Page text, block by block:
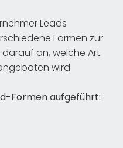
Leads
Formen zur
an, welche Art
wird.
Formen aufgeführt: